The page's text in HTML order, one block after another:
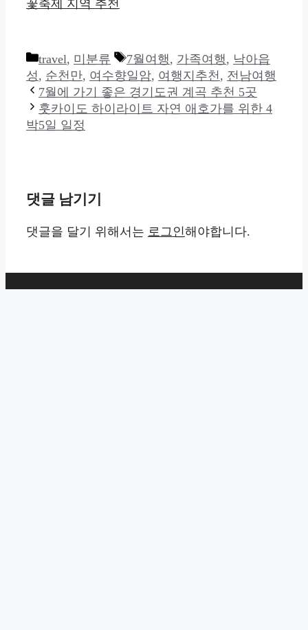
꽃축제 지역 추천
카
테
고
리
travel, 미분류
태
그
7월여행, 가족여행, 낙아읍
성, 순천만, 여수향일암, 여행지추천, 전남여행
7월에 가기 좋은 경기도권 계곡 추천 5곳
훗카이도 하이라이트 자연 애호가를 위한 4
박5일 일정
댓글 남기기
댓글을 달기 위해서는 로그인해야합니다.